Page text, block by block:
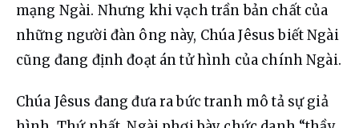
mạng Ngài. Nhưng khi vạch trần bản chất của
những người đàn ông này, Chúa Jêsus biết Ngài
cũng đang định đoạt án tử hình của chính Ngài.
Chúa Jêsus đang đưa ra bức tranh mô tả sự giả